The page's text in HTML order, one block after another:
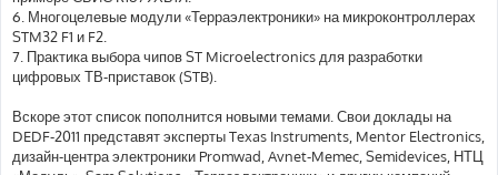
6. Многоцелевые модули «Терраэлектроники» на микроконтроллерах
STM32 F1 и F2.
7. Практика выбора чипов ST Microelectronics для разработки
цифровых ТВ-приставок (STB).
Вскоре этот список пополнится новыми темами. Свои доклады на
DEDF-2011 представят эксперты Texas Instruments, Mentor Electronics,
дизайн-центра электроники Promwad, Avnet-Memec, Semidevices, НТЦ